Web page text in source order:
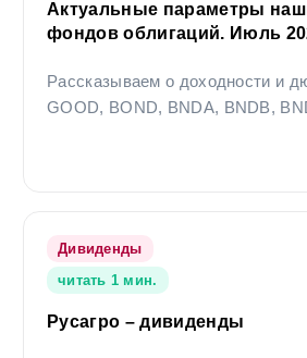
Актуальные параметры
фондов облигаций. Июль
Рассказываем о доходности и
GOOD, BOND, BNDA, BNDB,
Дивиденды
читать 1 мин.
Русагро – дивиденды